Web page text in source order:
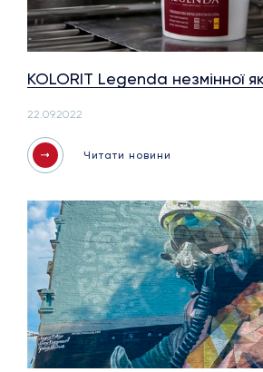
KOLORIT Legenda незмінної
22.09.2022
Читати новини